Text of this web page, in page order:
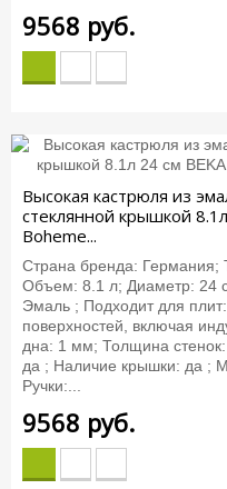
9568 руб.
Высокая кастрюля из
стеклянной крышкой
Boheme...
Страна бренда: Германия;
Объем: 8.1 л; Диаметр: 24
Эмаль ; Подходит для
поверхностей, включая
дна: 1 мм; Толщина
да ; Наличие крышки: да ;
Ручки:...
9568 руб.